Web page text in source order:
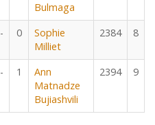
Bulmaga
- 0
Sophie
Milliet
2384 8
- 1
Ann
Matnadze
Bujiashvili
2394 9